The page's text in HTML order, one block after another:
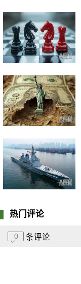
热门评论
0 条评论